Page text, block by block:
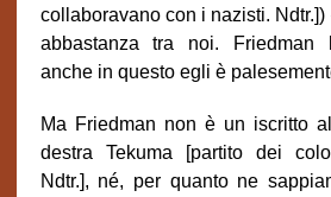
collaboravano con i nazisti.
abbastanza tra noi. Friedman
anche in questo egli è
Ma Friedman non è un iscritto
destra Tekuma [partito dei
Ndtr.], né, per quanto ne